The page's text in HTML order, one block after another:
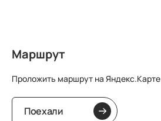
Маршрут
Проложить маршрут на Яндекс.Карте
Поехали